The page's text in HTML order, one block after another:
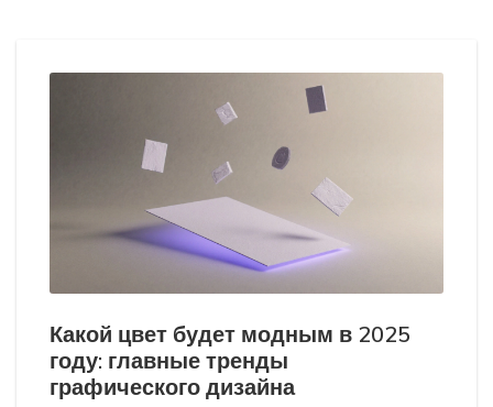
Какой цвет будет модным в 2025
году: главные тренды
графического дизайна